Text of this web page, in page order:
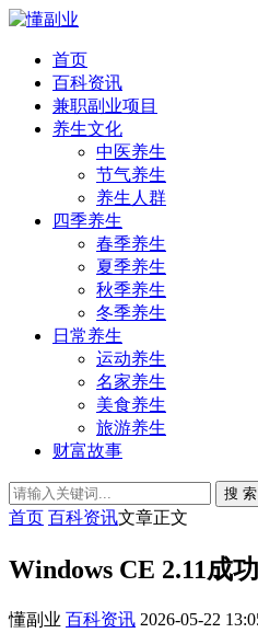
首页
百科资讯
兼职副业项目
养生文化
中医养生
节气养生
养生人群
四季养生
春季养生
夏季养生
秋季养生
冬季养生
日常养生
运动养生
名家养生
美食养生
旅游养生
财富故事
搜 索
首页 百科资讯文章正文
Windows CE 2.11成
懂副业 百科资讯 2026-05-22